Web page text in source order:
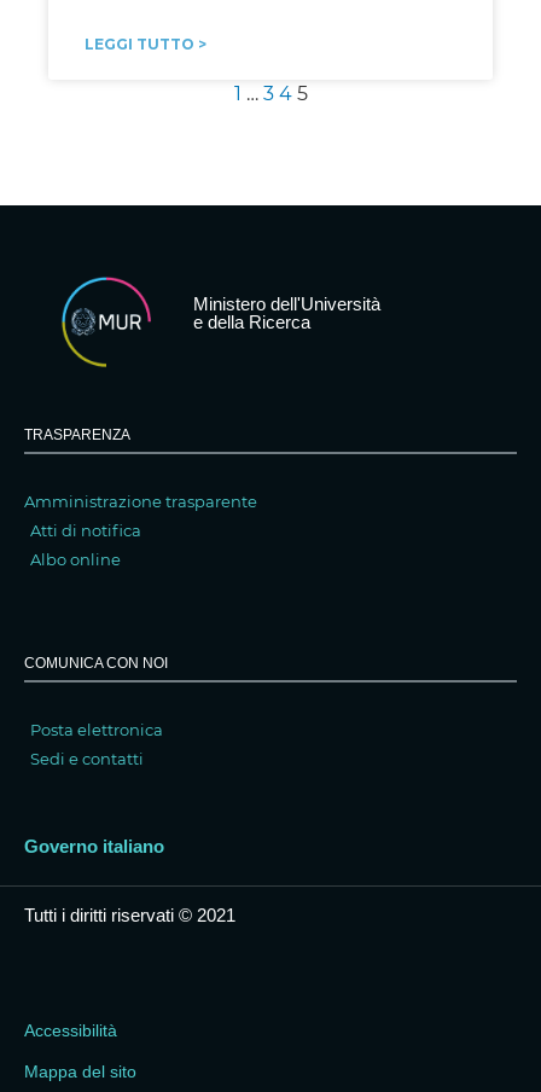
LEGGI TUTTO >
1 … 3 4 5
Ministero dell'Università
e della Ricerca
TRASPARENZA
Amministrazione trasparente
Atti di notifica
Albo online
COMUNICA CON NOI
Posta elettronica
Sedi e contatti
Governo italiano
Tutti i diritti riservati © 2021
Accessibilità
Mappa del sito